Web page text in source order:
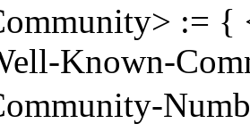
:= {
Known-